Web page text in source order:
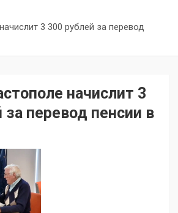
3 300 рублей за перевод
начислит 3
за перевод пенсии в